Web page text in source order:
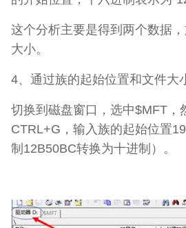
这个分析主要是得到两个数据
大小。
4、通过族的起始位置和文件大
切换到磁盘窗口，选中$MFT，
CTRL+G，输入族的起始位置
制12B50BC转换为十进制）。